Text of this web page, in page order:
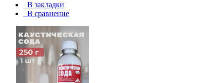
В закладки
В сравнение